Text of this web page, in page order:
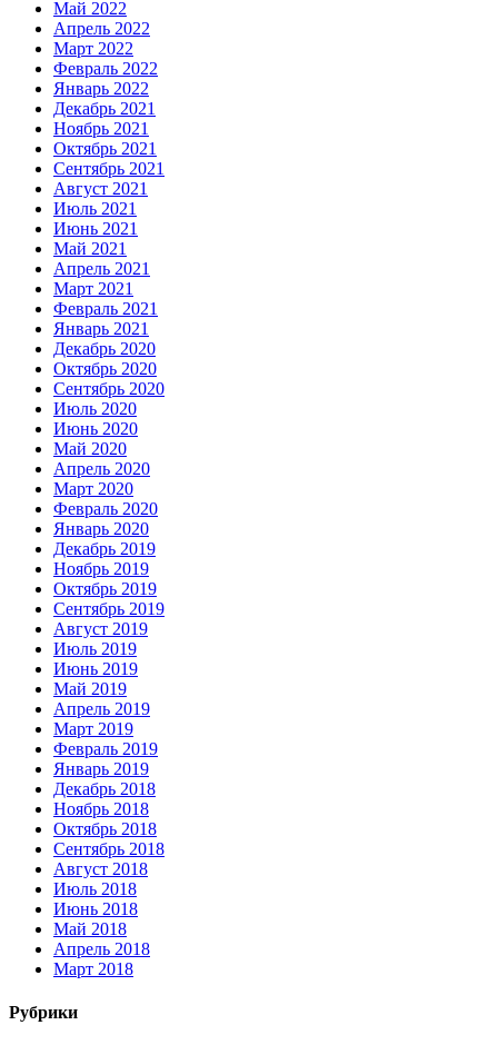
Май 2022
Апрель 2022
Март 2022
Февраль 2022
Январь 2022
Декабрь 2021
Ноябрь 2021
Октябрь 2021
Сентябрь 2021
Август 2021
Июль 2021
Июнь 2021
Май 2021
Апрель 2021
Март 2021
Февраль 2021
Январь 2021
Декабрь 2020
Октябрь 2020
Сентябрь 2020
Июль 2020
Июнь 2020
Май 2020
Апрель 2020
Март 2020
Февраль 2020
Январь 2020
Декабрь 2019
Ноябрь 2019
Октябрь 2019
Сентябрь 2019
Август 2019
Июль 2019
Июнь 2019
Май 2019
Апрель 2019
Март 2019
Февраль 2019
Январь 2019
Декабрь 2018
Ноябрь 2018
Октябрь 2018
Сентябрь 2018
Август 2018
Июль 2018
Июнь 2018
Май 2018
Апрель 2018
Март 2018
Рубрики